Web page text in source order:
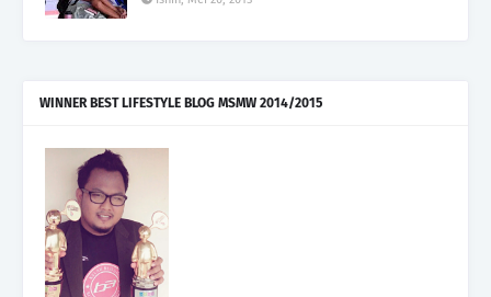
WINNER BEST LIFESTYLE BLOG MSMW 2014/2015